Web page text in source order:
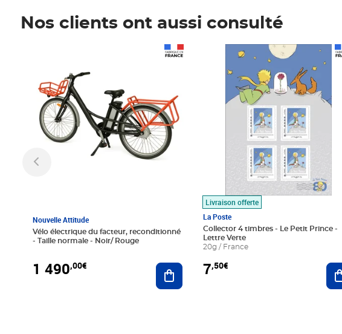
Nos clients ont aussi consulté
Nouvelle Attitude
Vélo électrique du facteur, reconditionné
- Taille normale - Noir/ Rouge
1 490,00€ Ajouter au panier
Livraison offerte
La Poste
Collector 4 timbres - Le Petit Prince -
Lettre Verte
20g / France
7,50€
Prix 7,50€